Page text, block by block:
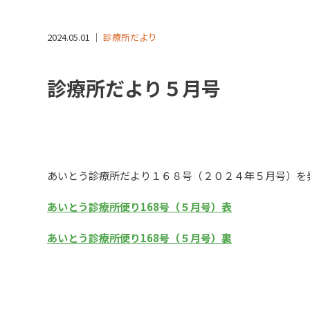
2024.05.01 ｜ 診療所だより
診療所だより５月号
あいとう診療所だより１６８号（２０２４年５月号）を
あいとう診療所便り168号（５月号）表
あいとう診療所便り168号（５月号）裏